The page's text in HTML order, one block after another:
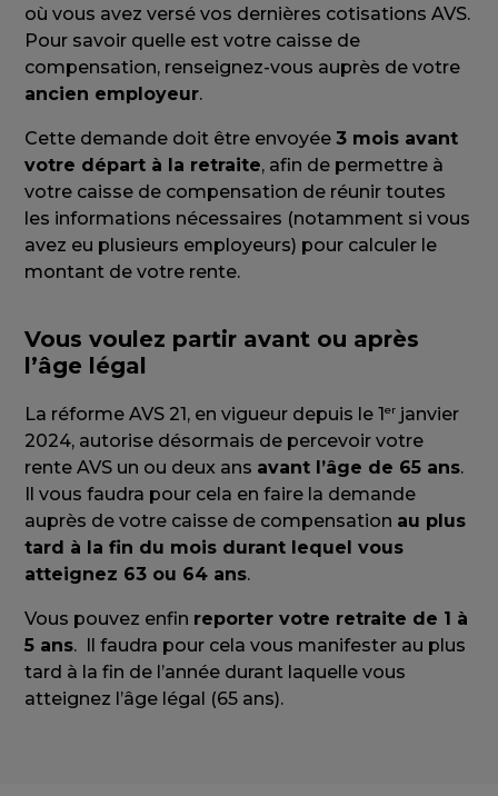
où vous avez versé vos dernières cotisations AVS.
Pour savoir quelle est votre caisse de
compensation, renseignez-vous auprès de votre
ancien employeur.
Cette demande doit être envoyée3 mois avant
votre départ à la retraite, afin de permettre à
votre caisse de compensation de réunir toutes
les informations nécessaires (notamment si vous
avez eu plusieurs employeurs) pour calculer le
montant de votre rente.
Vous voulez partir avant ou après
l’âge légal
La réforme AVS 21, en vigueur depuis le 1er janvier
2024, autorise désormais de percevoir votre
rente AVS un ou deux ans avant l’âge de 65 ans.
Il vous faudra pour cela en faire la demande
auprès de votre caisse de compensation au plus
tard à la fin du mois durant lequel vous
atteignez 63 ou 64 ans.
Vous pouvez enfin reporter votre retraite de 1 à
5 ans. Il faudra pour cela vous manifester au plus
tard à la fin de l’année durant laquelle vous
atteignez l’âge légal (65 ans).